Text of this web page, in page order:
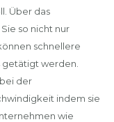
Über das
so nicht nur
schnellere
getätigt werden.
der
indem sie
wie